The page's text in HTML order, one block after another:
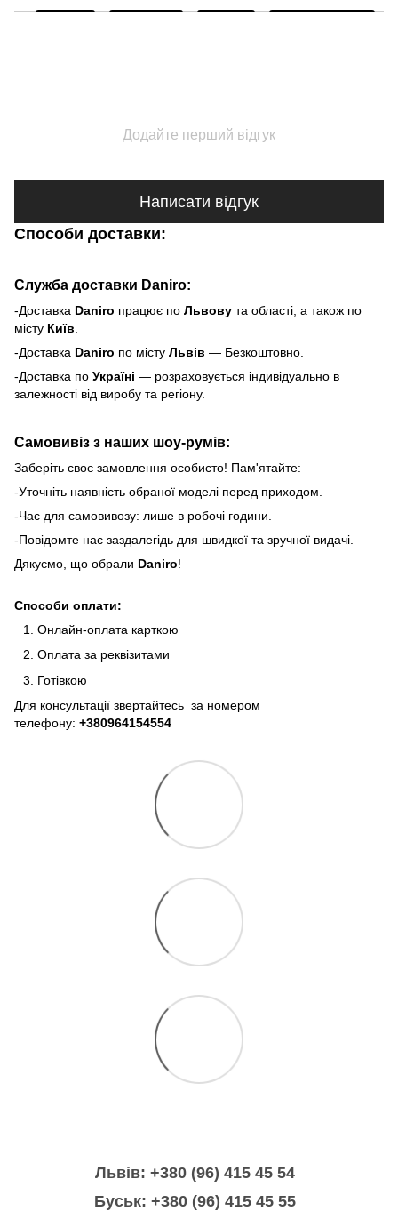
Додайте перший відгук
Написати відгук
Способи доставки:
Служба доставки Daniro:
-Доставка Daniro працює по Львову та області, а також по
місту Київ
-Доставка Daniro по місту Львів — Безкоштовно.
-Доставка по Україні — розраховується індивідуально в
залежності від виробу та регіону.
Самовивіз з наших шоу-румів:
Заберіть своє замовлення особисто! Пам'ятайте:
-Уточніть наявність обраної моделі перед приходом.
-Час для самовивозу: лише в робочі години.
-Повідомте нас заздалегідь для швидкої та зручної видачі.
Дякуємо, що обрали Daniro!
Способи оплати:
Онлайн-оплата карткою
Оплата за реквізитами
Готівкою
Для консультації звертайтесь за номером
телефону: +380964154554
Львів: +380 (96) 415 45 54
Буськ: +380 (96) 415 45 55